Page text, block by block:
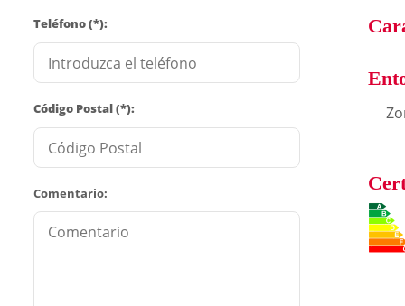
Teléfono (*):
Código Postal (*):
Comentario: